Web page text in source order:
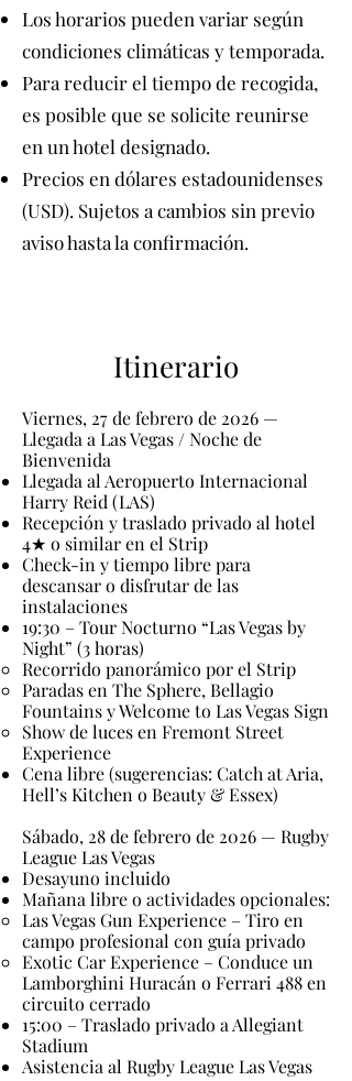
Los horarios pueden variar según
condiciones climáticas y temporada.
Para reducir el tiempo de recogida,
es posible que se solicite reunirse
en un hotel designado.
Precios en dólares estadounidenses
(USD). Sujetos a cambios sin previo
aviso hasta la confirmación.
Itinerario
Viernes, 27 de febrero de 2026 —
Llegada a Las Vegas / Noche de
Bienvenida
Llegada al Aeropuerto Internacional
Harry Reid (LAS)
Recepción y traslado privado al hotel
4★ o similar en el Strip
Check-in y tiempo libre para
descansar o disfrutar de las
instalaciones
19:30 – Tour Nocturno “Las Vegas by
Night” (3 horas)
Recorrido panorámico por el Strip
Paradas en The Sphere, Bellagio
Fountains y Welcome to Las Vegas Sign
Show de luces en Fremont Street
Experience
Cena libre (sugerencias: Catch at Aria,
Hell’s Kitchen o Beauty & Essex)
Sábado, 28 de febrero de 2026 — Rugby
League Las Vegas
Desayuno incluido
Mañana libre o actividades opcionales:
Las Vegas Gun Experience – Tiro en
campo profesional con guía privado
Exotic Car Experience – Conduce un
Lamborghini Huracán o Ferrari 488 en
circuito cerrado
15:00 – Traslado privado a Allegiant
Stadium
Asistencia al Rugby League Las Vegas